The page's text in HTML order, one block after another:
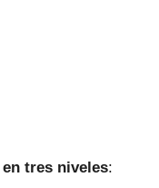
en tres niveles: